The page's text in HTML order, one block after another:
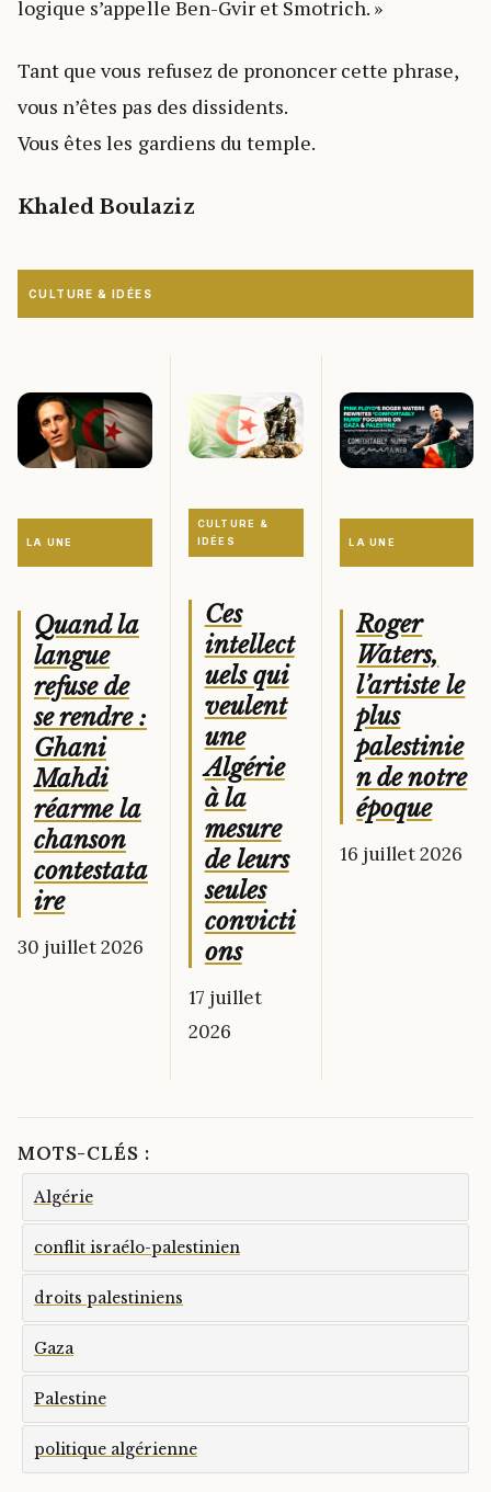
logique s’appelle Ben-Gvir et Smotrich. »
Tant que vous refusez de prononcer cette phrase,
vous n’êtes pas des dissidents.
Vous êtes les gardiens du temple.
Khaled Boulaziz
CULTURE & IDÉES
LA UNE
Quand la
langue
refuse de
se rendre :
Ghani
Mahdi
réarme la
chanson
contestata
ire
30 juillet 2026
CULTURE &
IDÉES
Ces
intellect
uels qui
veulent
une
Algérie
à la
mesure
de leurs
seules
convicti
ons
17 juillet
2026
LA UNE
Roger
Waters,
l’artiste le
plus
palestinie
n de notre
époque
16 juillet 2026
MOTS-CLÉS :
Algérie
conflit israélo-palestinien
droits palestiniens
Gaza
Palestine
politique algérienne